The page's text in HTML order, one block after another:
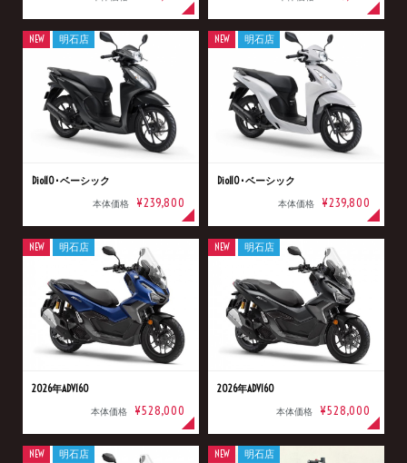
Dio110･ベーシック
本体価格 ¥239,800
NEW 明石店
Dio110･ベーシック
本体価格 ¥239,800
NEW 明石店
2026年ADV160
本体価格 ¥528,000
NEW 明石店
2026年ADV160
本体価格 ¥528,000
NEW 明石店
NEW 明石店 NEW 明石店